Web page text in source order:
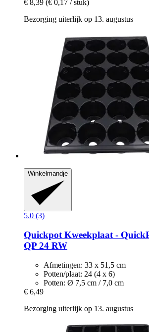
€ 8,39 (€ 0,17 / stuk)
Bezorging uiterlijk op 13. augustus
Winkelmandje
5.0 (3)
Quickpot Kweekplaat -​
QP 24 RW
Afmetingen: 33 x 51,5 cm
Potten/plaat: 24 (4 x 6)
Potten: Ø 7,5 cm / 7,0 cm
€ 6,49
Bezorging uiterlijk op 13. augustus